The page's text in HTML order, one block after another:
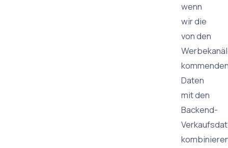
wenn
wir die
von den
Daten
mit den
Backend-